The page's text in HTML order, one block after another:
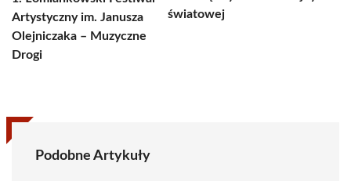
Artystyczny im. Janusza
Olejniczaka – Muzyczne
Drogi
światowej
Podobne Artykuły